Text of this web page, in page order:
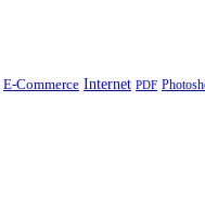
E-Commerce Internet PDF